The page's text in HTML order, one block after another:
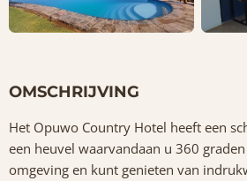
OMSCHRIJVING
Het Opuwo Country Hotel heeft een
een heuvel waarvandaan u 360
omgeving en kunt genieten van